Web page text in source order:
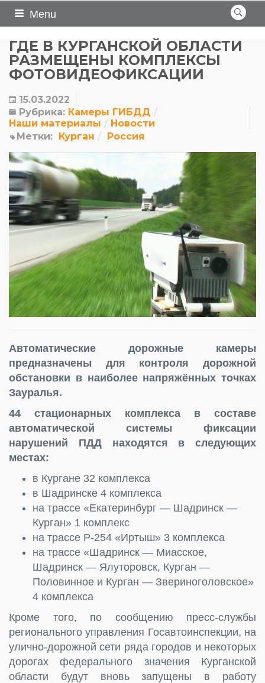
Menu
ГДЕ В КУРГАНСКОЙ ОБЛАСТИ
РАЗМЕЩЕНЫ КОМПЛЕКСЫ
ФОТОВИДЕОФИКСАЦИИ
15.03.2022
Рубрика: Камеры ГИБДД
Наши материалы
Новости
Метки: Курган Россия
Автоматические дорожные камеры
предназначены для контроля дорожной
обстановки в наиболее напряжённых точках
Зауралья.
44 стационарных комплекса в составе
автоматической системы фиксации
нарушений ПДД находятся в следующих
местах:
в Кургане 32 комплекса
в Шадринске 4 комплекса
на трассе «Екатеринбург — Шадринск —
Курган» 1 комплекс
на трассе Р-254 «Иртыш» 3 комплекса
на трассе «Шадринск — Миасское,
Шадринск — Ялуторовск, Курган —
Половинное и Курган — Звериноголовское»
4 комплекса
Кроме того, по сообщению пресс-службы
регионального управления Госавтоинспекции, на
улично-дорожной сети ряда городов и некоторых
дорогах федерального значения Курганской
области будут вновь запущены в работу